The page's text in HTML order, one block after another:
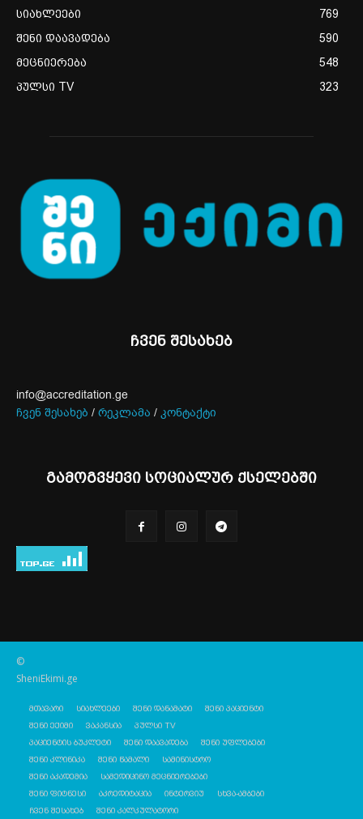
სიახლეები
769
შენი დაავადება
590
მეცნიერება
548
პულსი TV
323
ჩვენ შესახებ
info@accreditation.ge
ჩვენ შესახებ / რეკლამა / კონტაქტი
გამოგვყევი სოციალურ ქსელებში
©
SheniEkimi.ge
მთავარი სიახლეები შენი დანამატი
შენი პაციენტი
შენი ექიმი
ვაკანსია
პულსი TV
პაციენტის ბუკლეტი
შენი დაავადება
შენი უფლებები
შენი კლინიკა
შენი წამალი
სამინისტრო
შენი აკადემია
სამედიცინო მეცნიერებები
შენი ფიტნესი
აკრედიტაცია ინტერვიუ
სხვა-ამბები
ჩვენ შესახებ
შენი კალკულატორი